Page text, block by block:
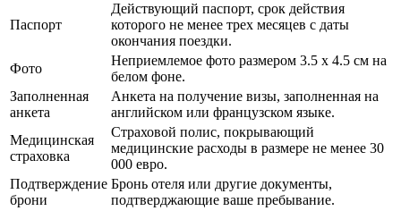
Паспорт
Действующий паспорт, срок действия
которого не менее трех месяцев с даты
окончания поездки.
Фото
Неприемлемое фото размером 3.5 x 4.5 см на
белом фоне.
Заполненная
анкета
Анкета на получение визы, заполненная на
английском или французском языке.
Медицинская
страховка
Страховой полис, покрывающий
медицинские расходы в размере не менее 30
000 евро.
Подтверждение
брони
Бронь отеля или другие документы,
подтверджающие ваше пребывание.